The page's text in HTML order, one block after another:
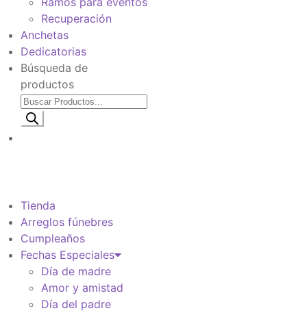
Recuperación
Anchetas
Dedicatorias
Búsqueda de
productos
Tienda
Arreglos fúnebres
Cumpleaños
Fechas Especiales
Día de madre
Amor y amistad
Día del padre